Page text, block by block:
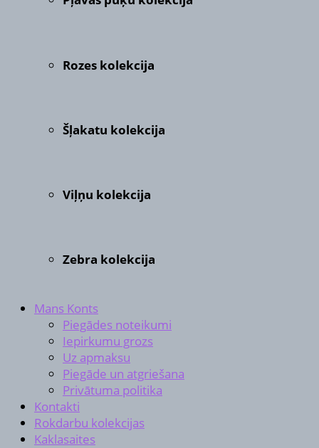
Rozes kolekcija
Šļakatu kolekcija
Viļņu kolekcija
Zebra kolekcija
Mans Konts
Piegādes noteikumi
Iepirkumu grozs
Uz apmaksu
Piegāde un atgriešana
Privātuma politika
Kontakti
Rokdarbu kolekcijas
Kaklasaites